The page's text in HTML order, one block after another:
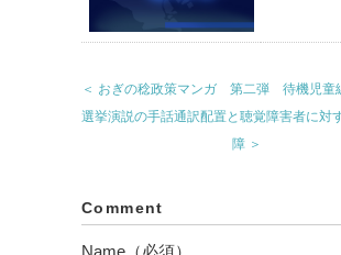
＜ おぎの稔政策マンガ 第二弾 待機児童
選挙演説の手話通訳配置と聴覚障害者に対
障 ＞
Comment